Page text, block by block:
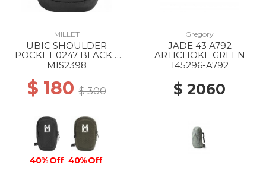
MILLET
UBIC SHOULDER
POCKET 0247 BLACK -
NOIR
MIS2398
$ 180$ 300
40% Off 40% Off
Gregory
JADE 43 A792
ARTICHOKE GREEN
145296-A792
$ 2060